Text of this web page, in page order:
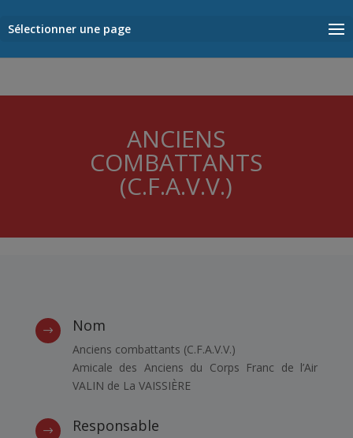
Sélectionner une page
ANCIENS
COMBATTANTS
(C.F.A.V.V.)
$ Nom
Anciens combattants (C.F.A.V.V.)
Amicale des Anciens du Corps Franc de l’Air
VALIN de La VAISSIÈRE
$ Responsable